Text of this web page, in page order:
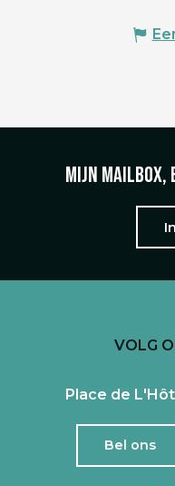
Mijn mailbox,
VOLG
Place de
Bel ons